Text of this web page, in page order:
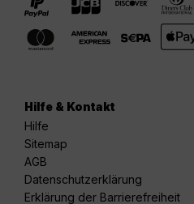
Hilfe & Kontakt
Hilfe
Sitemap
AGB
Datenschutzerklärung
Erklärung der Barrierefreiheit